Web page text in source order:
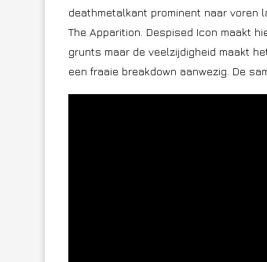
deathmetalkant prominent naar voren
The Apparition. Despised Icon maakt
grunts maar de veelzijdigheid maakt
een fraaie breakdown aanwezig. De